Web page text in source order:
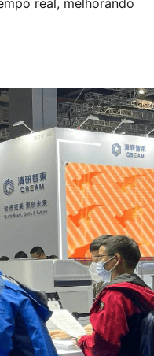
real, melhorando